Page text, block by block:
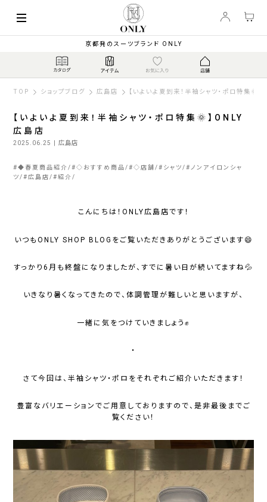
京都発のスーツブランド ONLY
TOP ショップブログ 広島店 【いよいよ夏到来！半袖シャツ・ポロ特集🌞
【いよいよ夏到来！半袖シャツ・ポロ特集🌞】ONLY
広島店
2025.06.25 | 広島店
#◆春夏商品紹介 #◇おすすめ商品 #◇店舗 # シャツ # ノンアイロンシャ
ツ #広島店 #紹介
こんにちは！ONLY広島店です！
いつもONLY SHOP BLOGをご覧いただきありがとうございます😄
すっかり6月も終盤になりましたが、すでに暑い日が続いてますね💦
いきなり暑くなってきたので、体調管理が難しいと思いますが、
一緒に気をつけていきましょう✊
・
さて今回は、半袖シャツ・ポロをそれぞれご紹介いただきます！
豊富なバリエーションでご用意しておりますので、是非最後までご
覧ください！